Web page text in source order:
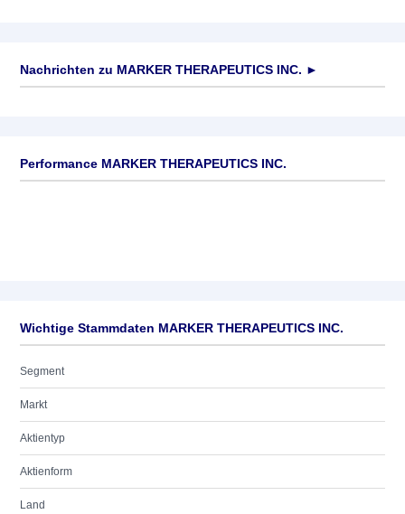
Nachrichten zu MARKER THERAPEUTICS INC. ►
Performance MARKER THERAPEUTICS INC.
Wichtige Stammdaten MARKER THERAPEUTICS INC.
Segment
Markt
Aktientyp
Aktienform
Land